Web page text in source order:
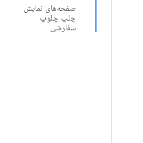
صفحه‌های نمایش
چلپ چلوپ
سفارشی